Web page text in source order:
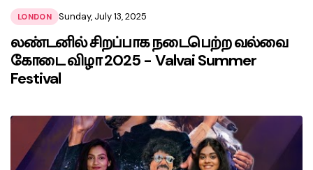
LONDON Sunday, July 13, 2025
லண்டனில் சிறப்பாக நடைபெற்ற வல்வை
கோடை விழா 2025 - Valvai Summer
Festival